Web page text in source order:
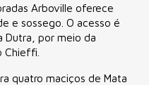
Arboville oferece
e sossego. O acesso é
Dutra, por meio da
Chieffi.
quatro maciços de Mata